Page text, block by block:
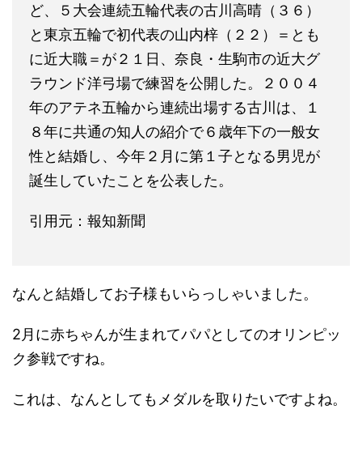
ど、５大会連続五輪代表の古川高晴（３６）
と東京五輪で初代表の山内梓（２２）＝とも
に近大職＝が２１日、奈良・生駒市の近大グ
ラウンド洋弓場で練習を公開した。２００４
年のアテネ五輪から連続出場する古川は、１
８年に共通の知人の紹介で６歳年下の一般女
性と結婚し、今年２月に第１子となる男児が
誕生していたことを公表した。
引用元：報知新聞
なんと結婚してお子様もいらっしゃいました。
2月に赤ちゃんが生まれてパパとしてのオリンピッ
ク参戦ですね。
これは、なんとしてもメダルを取りたいですよね。